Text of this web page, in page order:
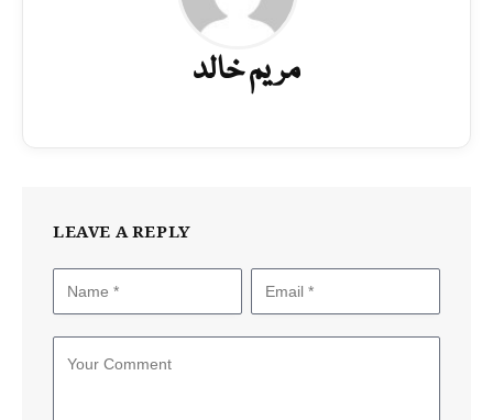
مریم خالد
LEAVE A REPLY